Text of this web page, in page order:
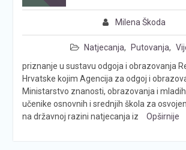
Milena Škoda
Natjecanja, Putovanja,
priznanje u sustavu odgoja i obrazovanja
Hrvatske kojim Agencija za odgoj i
Ministarstvo znanosti, obrazovanja i
učenike osnovnih i srednjih škola za
na državnoj razini natjecanja iz
Opširnije